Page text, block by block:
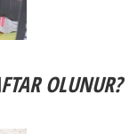
OLUNUR?